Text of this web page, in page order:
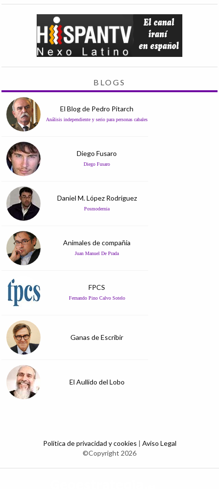
BLOGS
El Blog de Pedro Pitarch
Análisis independiente y serio para personas cabales
Diego Fusaro
Diego Fusaro
Daniel M. López Rodríguez
Posmodernia
Animales de compañía
Juan Manuel De Prada
FPCS
Fernando Pino Calvo Sotelo
Ganas de Escribir
El Aullido del Lobo
Política de privacidad y cookies | Aviso Legal
©Copyright 2026